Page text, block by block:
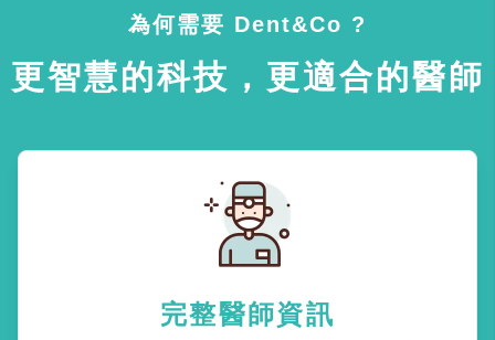
為何需要 Dent&Co ?
更智慧的科技，更適合的醫師
完整醫師資訊